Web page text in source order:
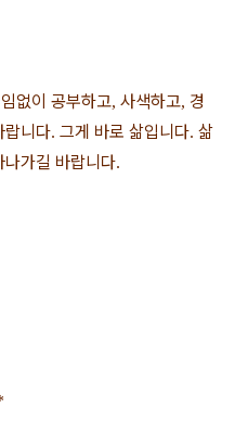
없이 공부하고, 사색하고, 경
랍니다. 그게 바로 삶입니다. 삶
가길 바랍니다.